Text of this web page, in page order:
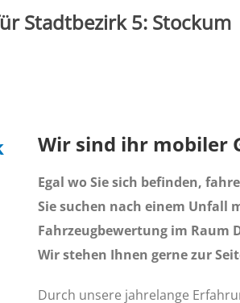
Stadtbezirk 5: Stockum
Wir sind ihr mobiler
Egal wo Sie sich befinden,
Sie suchen nach einem Unfall
Fahrzeugbewertung im Raum
Wir stehen Ihnen gerne zur
Durch unsere jahrelange